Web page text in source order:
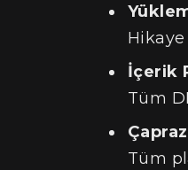
Hikaye
İçerik
Tüm
Tüm